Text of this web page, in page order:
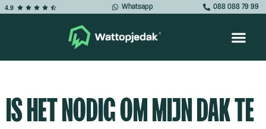
4.9 Whatsapp 088 088 79 99
IS HET NODIG OM MIJN DAK TE